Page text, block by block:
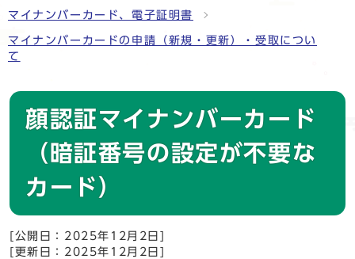
マイナンバーカード、電子証明書
マイナンバーカードの申請（新規・更新）・受取につい
て
顔認証マイナンバーカード
（暗証番号の設定が不要な
カード）
[公開日：2025年12月2日]
[更新日：2025年12月2日]